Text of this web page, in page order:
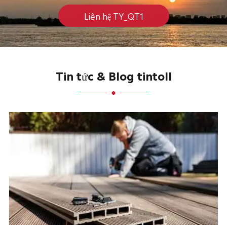
Liên hệ TY_QT1
Tin tức & Blog tintoll